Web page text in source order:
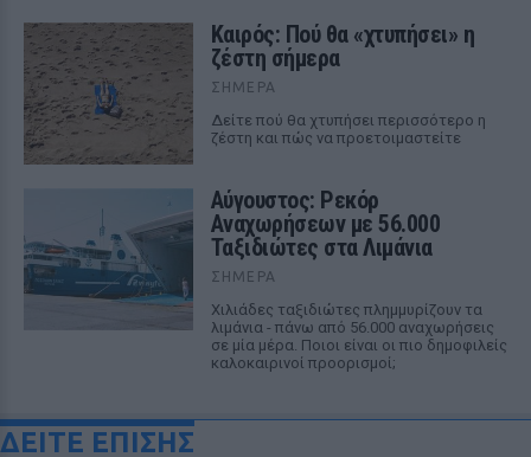
Καιρός: Πού θα «χτυπήσει» η
ζέστη σήμερα
ΣΉΜΕΡΑ
Δείτε πού θα χτυπήσει περισσότερο η
ζέστη και πώς να προετοιμαστείτε
Αύγουστος: Ρεκόρ
Αναχωρήσεων με 56.000
Ταξιδιώτες στα Λιμάνια
ΣΉΜΕΡΑ
Χιλιάδες ταξιδιώτες πλημμυρίζουν τα
λιμάνια - πάνω από 56.000 αναχωρήσεις
σε μία μέρα. Ποιοι είναι οι πιο δημοφιλείς
καλοκαιρινοί προορισμοί;
ΔΕΙΤΕ ΕΠΙΣΗΣ